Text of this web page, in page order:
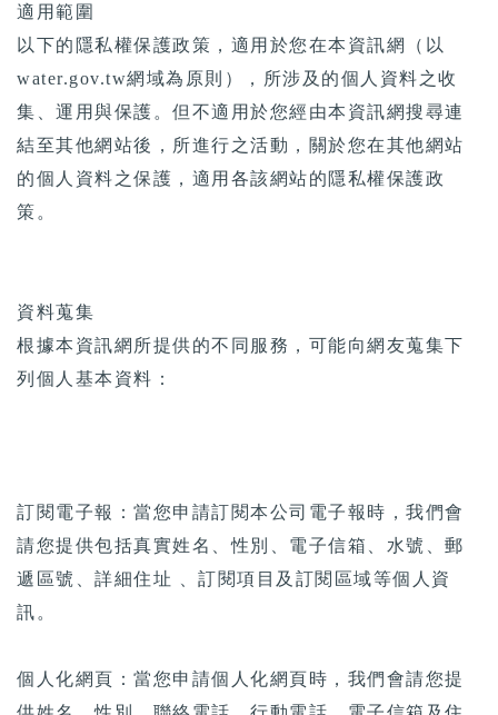
適用範圍
以下的隱私權保護政策，適用於您在本資訊網（以
water.gov.tw網域為原則），所涉及的個人資料之收
集、運用與保護。但不適用於您經由本資訊網搜尋連
結至其他網站後，所進行之活動，關於您在其他網站
的個人資料之保護，適用各該網站的隱私權保護政
策。
資料蒐集
根據本資訊網所提供的不同服務，可能向網友蒐集下
列個人基本資料：
訂閱電子報：當您申請訂閱本公司電子報時，我們會
請您提供包括真實姓名、性別、電子信箱、水號、郵
遞區號、詳細住址 、訂閱項目及訂閱區域等個人資
訊。
個人化網頁：當您申請個人化網頁時，我們會請您提